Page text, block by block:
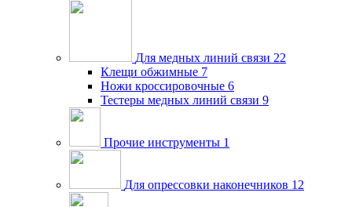
Для медных линий связи 22
Клещи обжимные 7
Ножи кроссировочные 6
Тестеры медных линий связи 9
Прочие инструменты 1
Для опрессовки наконечников 12